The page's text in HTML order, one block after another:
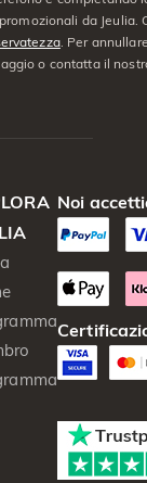
da Jeulia.
. Per
o contatta il
Noi